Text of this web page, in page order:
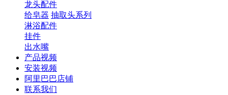
龙头配件
给皂器 抽取头系列
淋浴配件
挂件
出水嘴
产品视频
安装视频
阿里巴巴店铺
联系我们